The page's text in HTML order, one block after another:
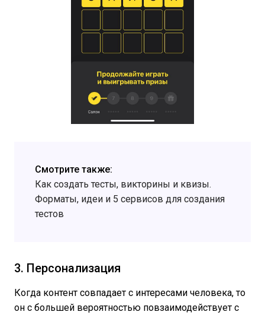
Смотрите также:
Как создать тесты, викторины и квизы.
Форматы, идеи и 5 сервисов для создания
тестов
3. Персонализация
Когда контент совпадает с интересами человека, то
он с большей вероятностью повзаимодействует с